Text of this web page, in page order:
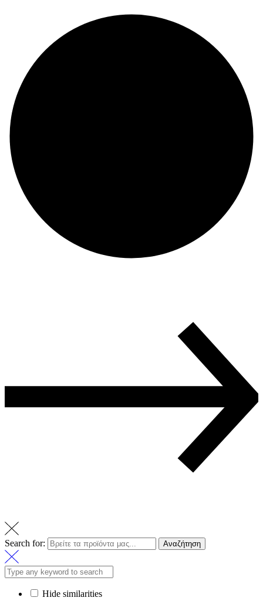
Search for: Αναζήτηση
Hide similarities